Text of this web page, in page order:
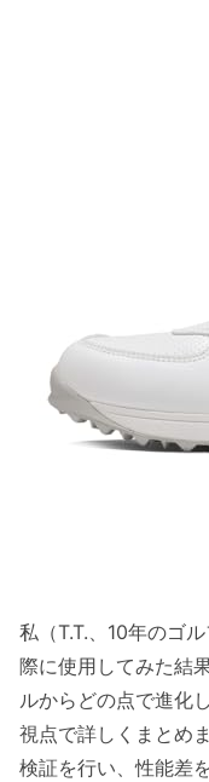
主な特徴とメ
防水性：
ソールと
素材・耐
メリット
誰に向いてい
メリット
購入前の注意
イント・代替
サイズ調
私（T.T.、10年のゴ
際に使用してみた結
ルからどの点で進化
視点で詳しくまとめ
検証を行い、性能差